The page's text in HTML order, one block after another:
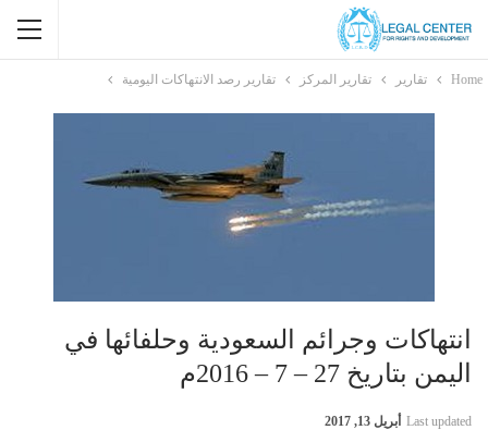
Home تقارير تقارير المركز تقارير رصد الانتهاكات اليومية
انتهاكات وجرائم السعودية وحلفائها في
اليمن بتاريخ 27 – 7 – 2016م
Last updated أبريل 13, 2017